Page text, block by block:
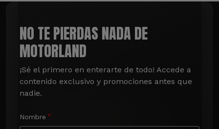
NO TE PIERDAS NADA DE
MOTORLAND
¡Sé el primero en enterarte de todo! Accede a
contenido exclusivo y promociones antes que
nadie.
Nombre